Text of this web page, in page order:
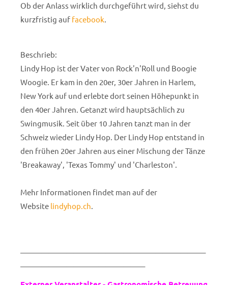
Ob der Anlass wirklich durchgeführt wird, siehst du
kurzfristig auf facebook.
Beschrieb:
Lindy Hop ist der Vater von Rock'n'Roll und Boogie
Woogie. Er kam in den 20er, 30er Jahren in Harlem,
New York auf und erlebte dort seinen Höhepunkt in
den 40er Jahren. Getanzt wird hauptsächlich zu
Swingmusik. Seit über 10 Jahren tanzt man in der
Schweiz wieder Lindy Hop. Der Lindy Hop entstand in
den frühen 20er Jahren aus einer Mischung der Tänze
'Breakaway', 'Texas Tommy' und 'Charleston'.
Mehr Informationen findet man auf der
Website lindyhop.ch.